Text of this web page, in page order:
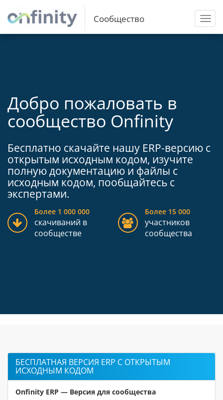
Сообщество
Добро пожаловать в
сообщество Onfinity
Бесплатно скачайте нашу ERP-версию с
открытым исходным кодом, изучите
полную документацию и файлы с
исходным кодом, пообщайтесь с
экспертами.
Более 1 000 000
скачиваний в
сообществе
Более 15 000
участников
сообщества
БЕСПЛАТНАЯ ВЕРСИЯ ERP С ОТКРЫТЫМ
ИСХОДНЫМ КОДОМ
Onfinity ERP — Версия для сообщества